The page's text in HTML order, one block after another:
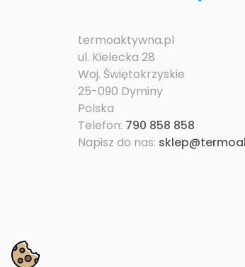
termoaktywna.pl
ul. Kielecka 28
Woj. Świętokrzyskie
25-090 Dyminy
Polska
Telefon: 790 858 858
Napisz do nas: